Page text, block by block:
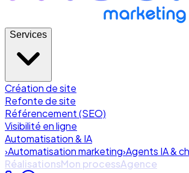
Services
Création de site
Refonte de site
Référencement (SEO)
Visibilité en ligne
Automatisation & IA
›Automatisation marketing›Agents IA &
RéalisationsMon processAgence